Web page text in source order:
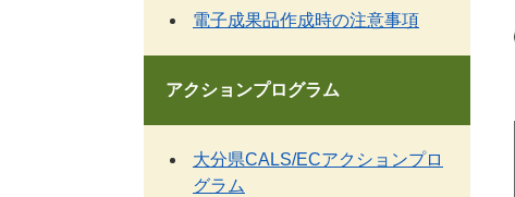
電子成果品作成時の注意事項
アクションプログラム
大分県CALS/ECアクションプロ
グラム